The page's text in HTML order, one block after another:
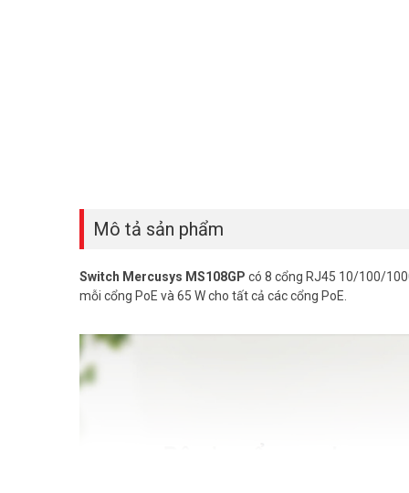
Mô tả sản phẩm
Switch Mercusys MS108GP có 8 cổng RJ45 10/100/
mỗi cổng PoE và 65 W cho tất cả các cổng PoE.